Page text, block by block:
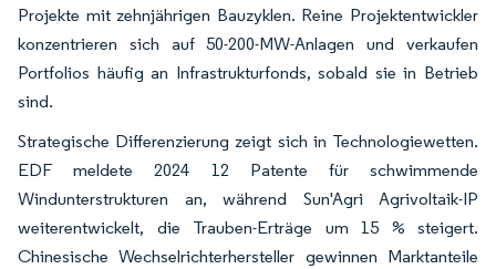
Projekte mit zehnjährigen Bauzyklen. Reine Projektentwickler
konzentrieren sich auf 50-200-MW-Anlagen und verkaufen
Portfolios häufig an Infrastrukturfonds, sobald sie in Betrieb
sind.
Strategische Differenzierung zeigt sich in Technologiewetten.
EDF meldete 2024 12 Patente für schwimmende
Windunterstrukturen an, während Sun'Agri Agrivoltaik-IP
weiterentwickelt, die Trauben-Erträge um 15 % steigert.
Chinesische Wechselrichterhersteller gewinnen Marktanteile